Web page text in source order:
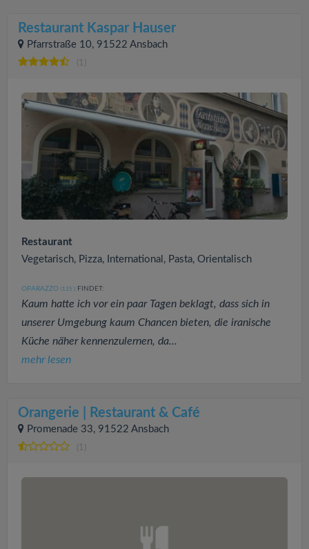
Restaurant Kaspar Hauser
Pfarrstraße 10, 91522 Ansbach
(1)
Restaurant
Vegetarisch, Pizza, International, Pasta, Orientalisch
OPARAZZO (125 ) FINDET:
Kaum hatte ich vor ein paar Tagen beklagt, dass sich in
unserer Umgebung kaum Chancen bieten, die iranische
Küche näher kennenzulernen, da...
mehr lesen
Orangerie | Restaurant & Café
Promenade 33, 91522 Ansbach
(1)